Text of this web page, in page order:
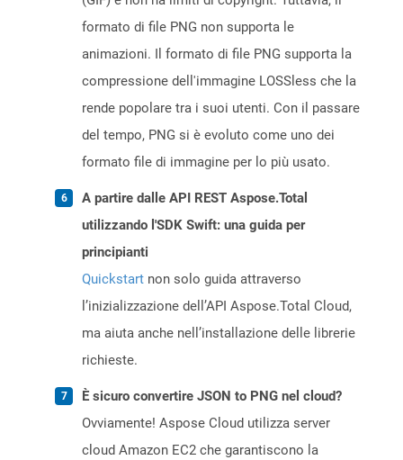
formato di file PNG non supporta le
animazioni. Il formato di file PNG supporta la
compressione dell'immagine LOSSless che la
rende popolare tra i suoi utenti. Con il passare
del tempo, PNG si è evoluto come uno dei
formato file di immagine per lo più usato.
A partire dalle API REST Aspose.Total
utilizzando l'SDK Swift: una guida per
principianti
Quickstart non solo guida attraverso
l’inizializzazione dell’API Aspose.Total Cloud,
ma aiuta anche nell’installazione delle librerie
richieste.
È sicuro convertire JSON to PNG nel cloud?
Ovviamente! Aspose Cloud utilizza server
cloud Amazon EC2 che garantiscono la